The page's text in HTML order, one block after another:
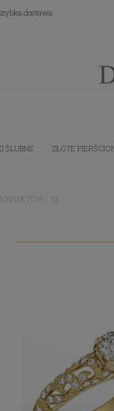
dostawa
ŚLUBNE ZŁOTE
32